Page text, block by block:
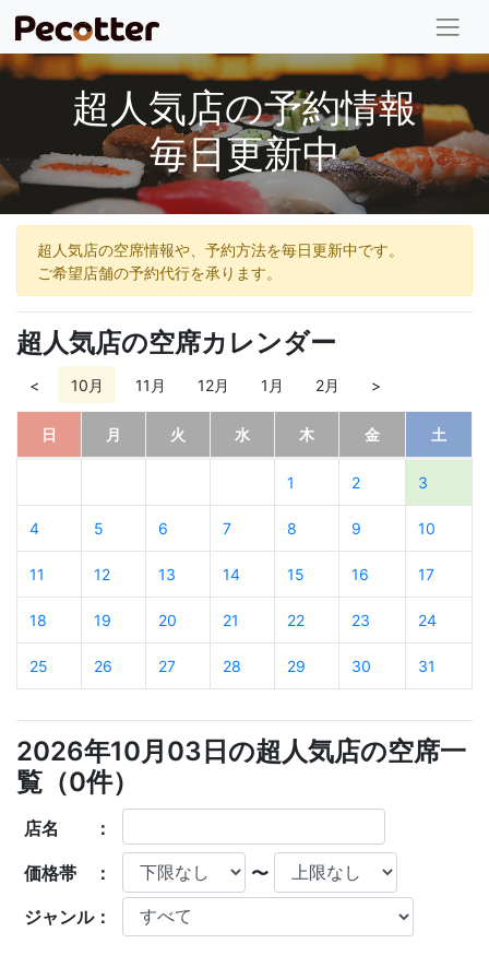
超人気店の予約情報
毎日更新中
超人気店の空席情報や、予約方法を毎日更新中です。
ご希望店舗の予約代行を承ります。
超人気店の空席カレンダー
< 10月 11月 12月 1月 2月 >
日 月 火 水 木 金 土
1 2 3
4 5 6 7 8 9 10
11 12 13 14 15 16 17
18 19 20 21 22 23 24
25 26 27 28 29 30 31
2026年10月03日の超人気店の空席一
覧（0件）
店名 ：
価格帯 ： 〜
ジャンル：